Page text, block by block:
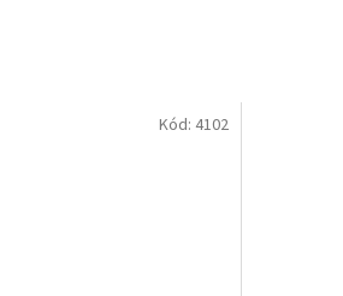
Kód: 4102